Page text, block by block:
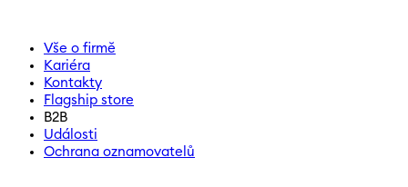
Vše o firmě
Kariéra
Kontakty
Flagship store
B2B
Události
Ochrana oznamovatelů